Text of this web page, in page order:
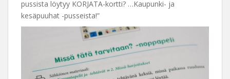
pussista löytyy KORJATA-kortti? …Kaupunki- ja
kesäpuuhat -pusseista!”